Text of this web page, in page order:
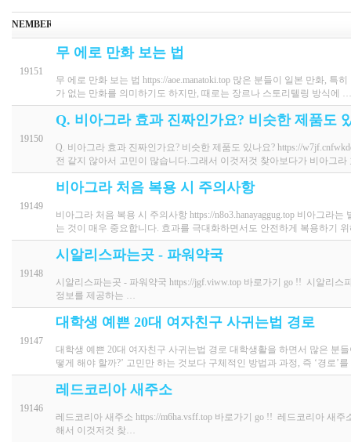
NEMBER
19151
무 에로 만화 보는 법
무 에로 만화 보는 법 https://aoe.manatoki.top 많은 분들이 일본 만화,
가 없는 만화를 의미하기도 하지만, 때로는 장르나 스토리텔링 방식에 …
19150
Q. 비아그라 효과 진짜인가요? 비슷한 제품도
Q. 비아그라 효과 진짜인가요? 비슷한 제품도 있나요? https://
전 같지 않아서 고민이 많습니다.그래서 이것저것 찾아보다가 비아그
19149
비아그라 처음 복용 시 주의사항
비아그라 처음 복용 시 주의사항 https://n8o3.hanayaggug.top 비아그
는 것이 매우 중요합니다. 효과를 극대화하면서도 안전하게 복용하기
19148
시알리스파는곳 - 파워약국
시알리스파는곳 - 파워약국 https://jgf.viww.top 바로가기 go !! 시알리
정보를 제공하는 …
19147
대학생 예쁜 20대 여자친구 사귀는법 경로
대학생 예쁜 20대 여자친구 사귀는법 경로 대학생활을 하면서 많은 분
떻게 해야 할까?’ 고민만 하는 것보다 구체적인 방법과 과정, 즉 ‘경로’
19146
레드코리아 새주소
레드코리아 새주소 https://m6ha.vsff.top 바로가기 go !! 레드코리아 새
해서 이것저것 찾…